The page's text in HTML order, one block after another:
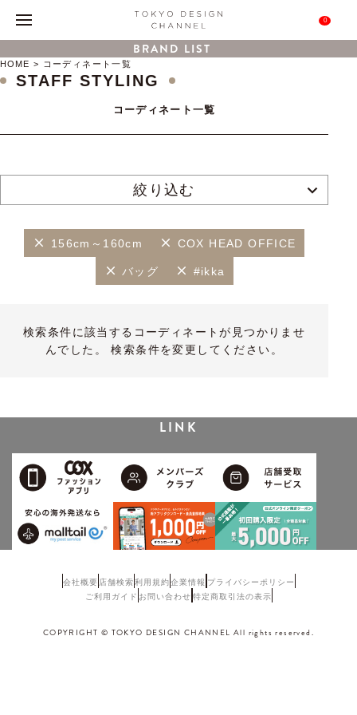
0
BRAND LIST
HOME コーディネート一覧
STAFF STYLING
コーディネート一覧
絞り込む
156cm～160cm COX HEAD OFFICE
バッグ #ikka
検索条件に該当するコーディネートが見つかりませ
んでした。 検索条件を変更してください。
LINK
会社概要 店舗検索利用規約企業情報 プライバシーポリシー
ご利用ガイド お問い合わせ 特定商取引法の表示
COPYRIGHT © TOKYO DESIGN CHANNEL All rights reserved.